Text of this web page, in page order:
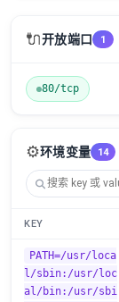
🔌开放端口 1
80/tcp
⚙️环境变量 14
KEY
PATH=/usr/loca
l/sbin:/usr/loc
al/bin:/usr/sbi